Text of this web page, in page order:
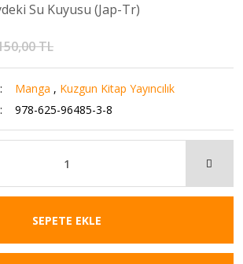
Su Kuyusu (Jap-Tr)
TL
Manga , Kuzgun Kitap Yayıncılık
978-625-96485-3-8
SEPETE EKLE